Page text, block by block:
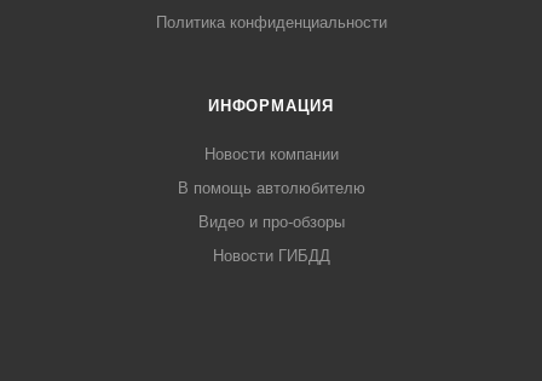
Политика конфиденциальности
ИНФОРМАЦИЯ
Новости компании
В помощь автолюбителю
Видео и про-обзоры
Новости ГИБДД